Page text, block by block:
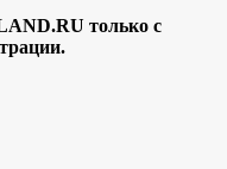
только с